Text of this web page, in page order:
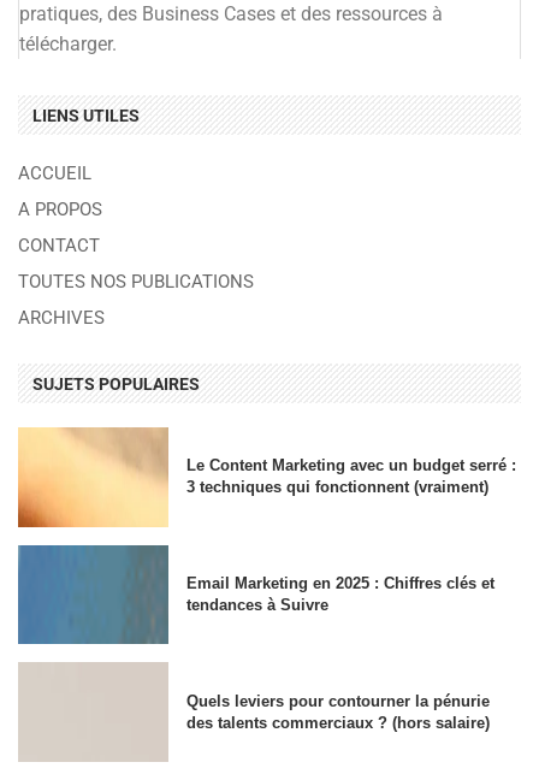
pratiques, des Business Cases et des ressources à
télécharger.
LIENS UTILES
ACCUEIL
A PROPOS
CONTACT
TOUTES NOS PUBLICATIONS
ARCHIVES
SUJETS POPULAIRES
Le Content Marketing avec un budget serré :
3 techniques qui fonctionnent (vraiment)
Email Marketing en 2025 : Chiffres clés et
tendances à Suivre
Quels leviers pour contourner la pénurie
des talents commerciaux ? (hors salaire)